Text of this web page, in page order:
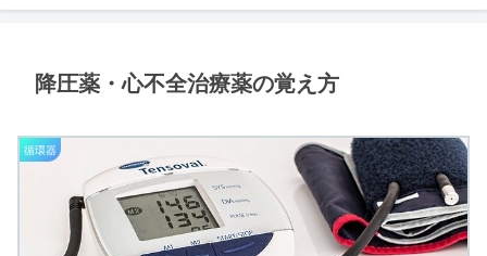
降圧薬・心不全治療薬の覚え方
循環器